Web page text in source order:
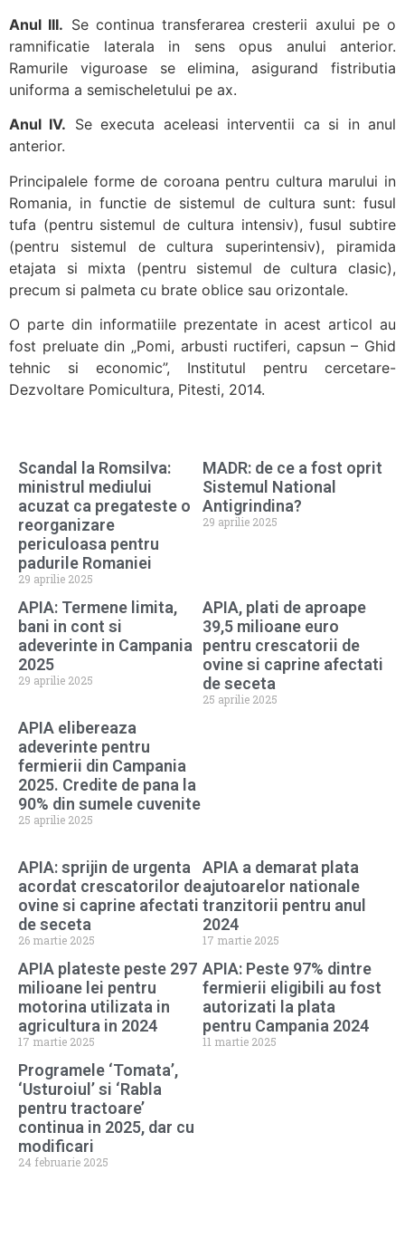
Anul III. Se continua transferarea cresterii axului pe o
ramnificatie laterala in sens opus anului anterior.
Ramurile viguroase se elimina, asigurand fistributia
uniforma a semischeletului pe ax.
Anul IV. Se executa aceleasi interventii ca si in anul
anterior.
Principalele forme de coroana pentru cultura marului in
Romania, in functie de sistemul de cultura sunt: fusul
tufa (pentru sistemul de cultura intensiv), fusul subtire
(pentru sistemul de cultura superintensiv), piramida
etajata si mixta (pentru sistemul de cultura clasic),
precum si palmeta cu brate oblice sau orizontale.
O parte din informatiile prezentate in acest articol au
fost preluate din „Pomi, arbusti ructiferi, capsun – Ghid
tehnic si economic”, Institutul pentru cercetare-
Dezvoltare Pomicultura, Pitesti, 2014.
Scandal la Romsilva:
ministrul mediului
acuzat ca pregateste o
reorganizare
periculoasa pentru
padurile Romaniei
29 aprilie 2025
MADR: de ce a fost oprit
Sistemul National
Antigrindina?
29 aprilie 2025
APIA: Termene limita,
bani in cont si
adeverinte in Campania
2025
29 aprilie 2025
APIA, plati de aproape
39,5 milioane euro
pentru crescatorii de
ovine si caprine afectati
de seceta
25 aprilie 2025
APIA elibereaza
adeverinte pentru
fermierii din Campania
2025. Credite de pana la
90% din sumele cuvenite
25 aprilie 2025
APIA: sprijin de urgenta
acordat crescatorilor de
ovine si caprine afectati
de seceta
26 martie 2025
APIA a demarat plata
ajutoarelor nationale
tranzitorii pentru anul
2024
17 martie 2025
APIA plateste peste 297
milioane lei pentru
motorina utilizata in
agricultura in 2024
17 martie 2025
APIA: Peste 97% dintre
fermierii eligibili au fost
autorizati la plata
pentru Campania 2024
11 martie 2025
Programele ‘Tomata’,
‘Usturoiul’ si ‘Rabla
pentru tractoare’
continua in 2025, dar cu
modificari
24 februarie 2025